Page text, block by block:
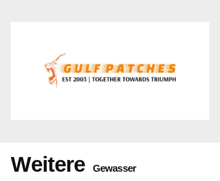
Weitere Gewasser